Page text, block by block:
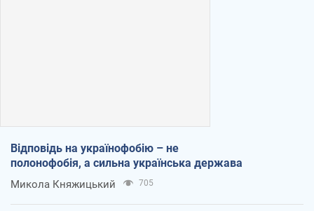
Відповідь на українофобію – не
полонофобія, а сильна українська держава
Микола Княжицький 705